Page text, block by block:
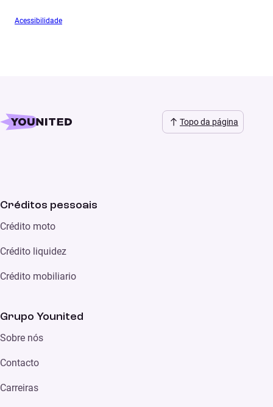
Acessibilidade
Topo da página
Créditos pessoais
Crédito moto
Crédito liquidez
Crédito mobiliario
Grupo Younited
Sobre nós
Contacto
Carreiras